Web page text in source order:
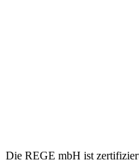
Die REGE mbH ist